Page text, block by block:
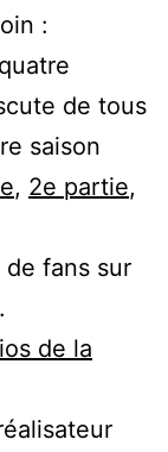
:
de tous
saison
, 2e partie,
fans sur
.
de la